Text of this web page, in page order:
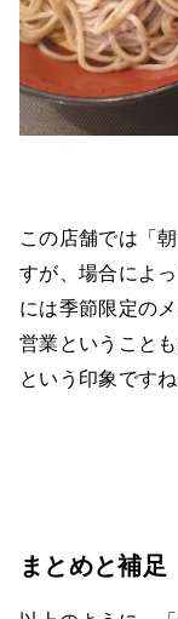
この店舗では「
すが、場合によ
には季節限定の
営業ということ
という印象ですね
まとめと補足